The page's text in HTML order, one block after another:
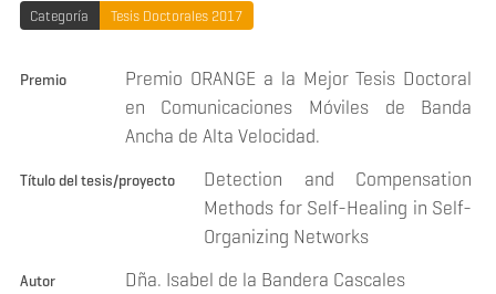
Categoría Tesis Doctorales 2017
Premio
Premio ORANGE a la Mejor Tesis Doctoral
en Comunicaciones Móviles de Banda
Ancha de Alta Velocidad.
Título del tesis/proyecto
Detection and Compensation
Methods for Self-Healing in Self-
Organizing Networks
Autor Dña. Isabel de la Bandera Cascales